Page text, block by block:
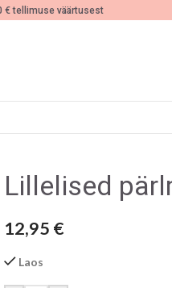
€ tellimuse väärtusest
Lillelised
12,95 €
Laos